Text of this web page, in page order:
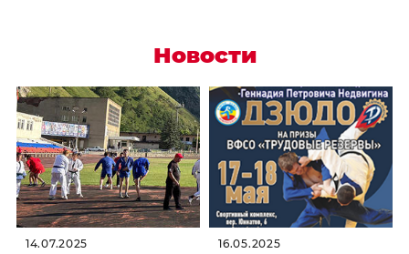
Новости
14.07.2025
16.05.2025